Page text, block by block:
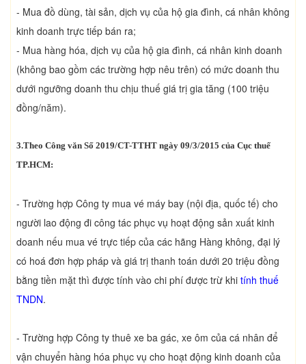
- Mua đồ dùng, tài sản, dịch vụ của hộ gia đình, cá nhân không
kinh doanh trực tiếp bán ra;
- Mua hàng hóa, dịch vụ của hộ gia đình, cá nhân kinh doanh
(không bao gồm các trường hợp nêu trên) có mức doanh thu
dưới ngưỡng doanh thu chịu thuế giá trị gia tăng (100 triệu
đồng/năm).
3.Theo Công văn Số 2019/CT-TTHT ngày 09/3/2015 của Cục thuế
TP.HCM:
- Trường hợp Công ty mua vé máy bay (nội địa, quốc tế) cho
người lao động đi công tác phục vụ hoạt động sản xuất kinh
doanh nếu mua vé trực tiếp của các hãng Hàng không, đại lý
có hoá đơn hợp pháp và giá trị thanh toán dưới 20 triệu đồng
bằng tiền mặt thì được tính vào chi phí được trừ khi tính thuế
TNDN.
- Trường hợp Công ty thuê xe ba gác, xe ôm của cá nhân để
vận chuyển hàng hóa phục vụ cho hoạt động kinh doanh của